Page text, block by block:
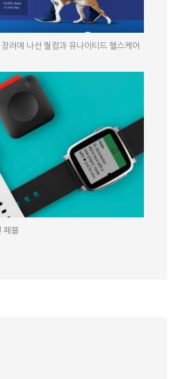
려에 나선 퀄컴과 유나이티드 헬스케어
페블